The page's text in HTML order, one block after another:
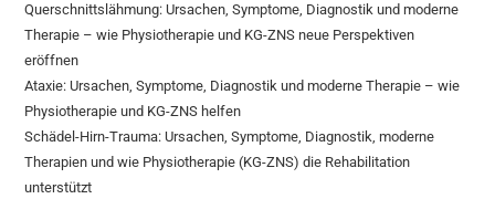
Querschnittslähmung: Ursachen, Symptome, Diagnostik und moderne
Therapie – wie Physiotherapie und KG-ZNS neue Perspektiven
eröffnen
Ataxie: Ursachen, Symptome, Diagnostik und moderne Therapie – wie
Physiotherapie und KG-ZNS helfen
Schädel-Hirn-Trauma: Ursachen, Symptome, Diagnostik, moderne
Therapien und wie Physiotherapie (KG-ZNS) die Rehabilitation
unterstützt